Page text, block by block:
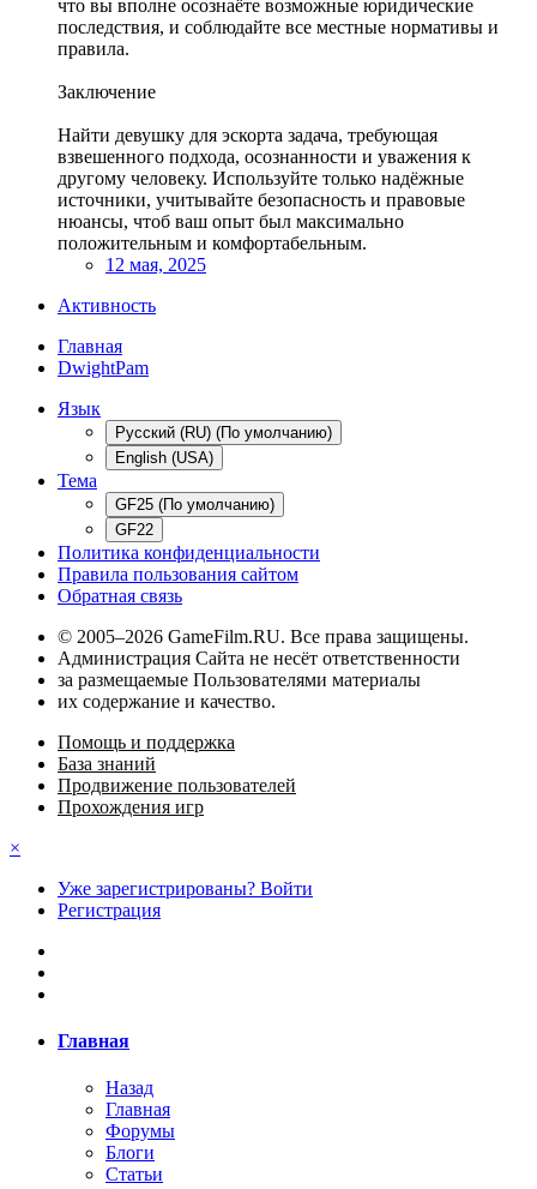
что вы вполне осознаёте возможные юридические
последствия, и соблюдайте все местные нормативы и
правила.
Заключение
Найти девушку для эскорта задача, требующая
взвешенного подхода, осознанности и уважения к
другому человеку. Используйте только надёжные
источники, учитывайте безопасность и правовые
нюансы, чтоб ваш опыт был максимально
положительным и комфортабельным.
12 мая, 2025
Активность
Главная
DwightPam
Язык
Русский (RU) (По умолчанию)
English (USA)
Тема
GF25 (По умолчанию)
GF22
Политика конфиденциальности
Правила пользования сайтом
Обратная связь
© 2005–2026 GameFilm.RU. Все права защищены.
Администрация Сайта не несёт ответственности
за размещаемые Пользователями материалы
их содержание и качество.
Помощь и поддержка
База знаний
Продвижение пользователей
Прохождения игр
×
Уже зарегистрированы? Войти
Регистрация
Главная
Назад
Главная
Форумы
Блоги
Статьи